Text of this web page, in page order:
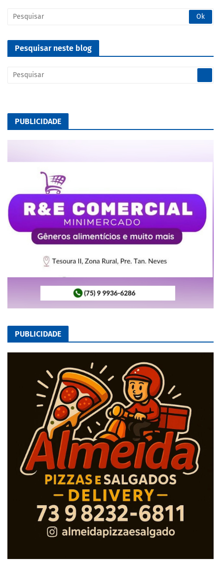
Pesquisar neste blog
PUBLICIDADE
PUBLICIDADE